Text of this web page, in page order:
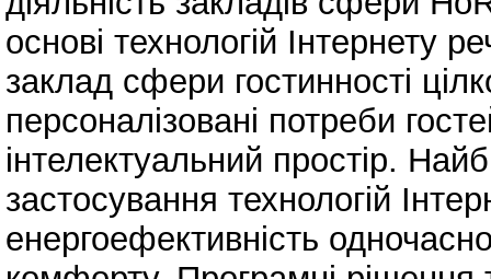
основі технологій Інтернету
заклад сфери гостинності
персоналізовані потреби
інтелектуальний простір.
застосування технологій
енергоефективність